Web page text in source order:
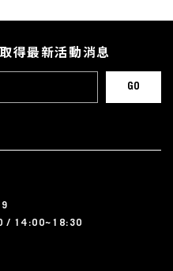
/ 14:00~18:30
得最新活動消息